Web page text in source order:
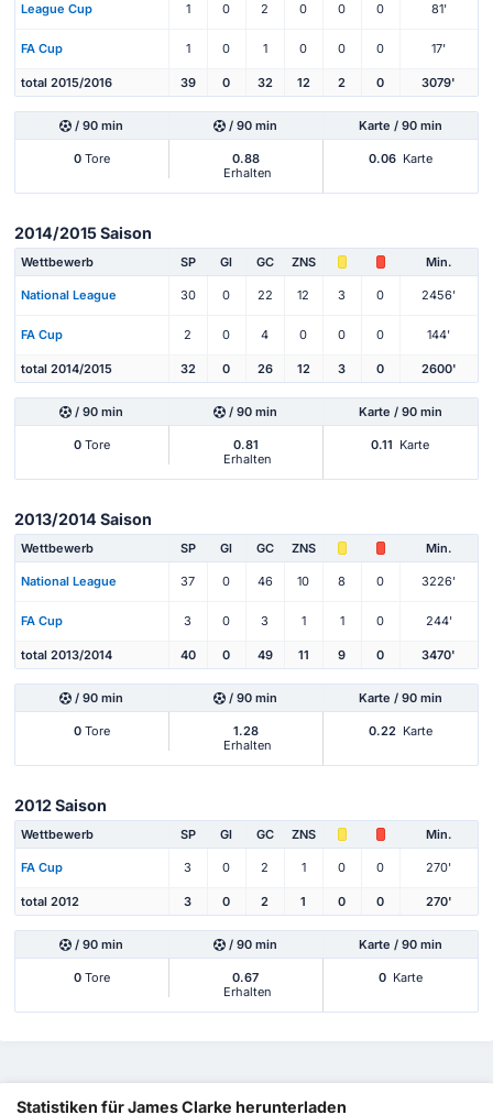
League Cup 1 0 2 0 0 0 81'
FA Cup 1 0 1 0 0 0 17'
total 2015/2016 39 0 32 12 2 0 3079'
/ 90 min / 90 min Karte / 90 min
0Tore
0.88
Erhalten
0.06 Karte
2014/2015 Saison
Wettbewerb SP Gl GC ZNS Min.
National League 30 0 22 12 3 0 2456'
FA Cup 2 0 4 0 0 0 144'
total 2014/2015 32 0 26 12 3 0 2600'
/ 90 min / 90 min Karte / 90 min
0Tore
0.81
Erhalten
0.11 Karte
2013/2014 Saison
Wettbewerb SP Gl GC ZNS Min.
National League 37 0 46 10 8 0 3226'
FA Cup 3 0 3 1 1 0 244'
total 2013/2014 40 0 49 11 9 0 3470'
/ 90 min / 90 min Karte / 90 min
0Tore
1.28
Erhalten
0.22 Karte
2012 Saison
Wettbewerb SP Gl GC ZNS Min.
FA Cup 3 0 2 1 0 0 270'
total 2012 3 0 2 1 0 0 270'
/ 90 min / 90 min Karte / 90 min
0Tore
0.67
Erhalten
0 Karte
Statistiken für James Clarke herunterladen